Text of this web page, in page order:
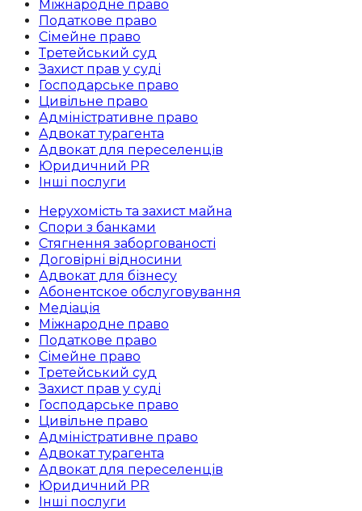
Міжнародне право
Податкове право
Сімейне право
Третейський суд
Захист прав у суді
Господарське право
Цивільне право
Адміністративне право
Адвокат турагента
Адвокат для переселенців
Юридичний PR
Інші послуги
Нерухомість та захист майна
Спори з банками
Стягнення заборгованості
Договірні відносини
Адвокат для бізнесу
Абoнентское обслуговування
Медіація
Міжнародне право
Податкове право
Сімейне право
Третейський суд
Захист прав у суді
Господарське право
Цивільне право
Адміністративне право
Адвокат турагента
Адвокат для переселенців
Юридичний PR
Інші послуги